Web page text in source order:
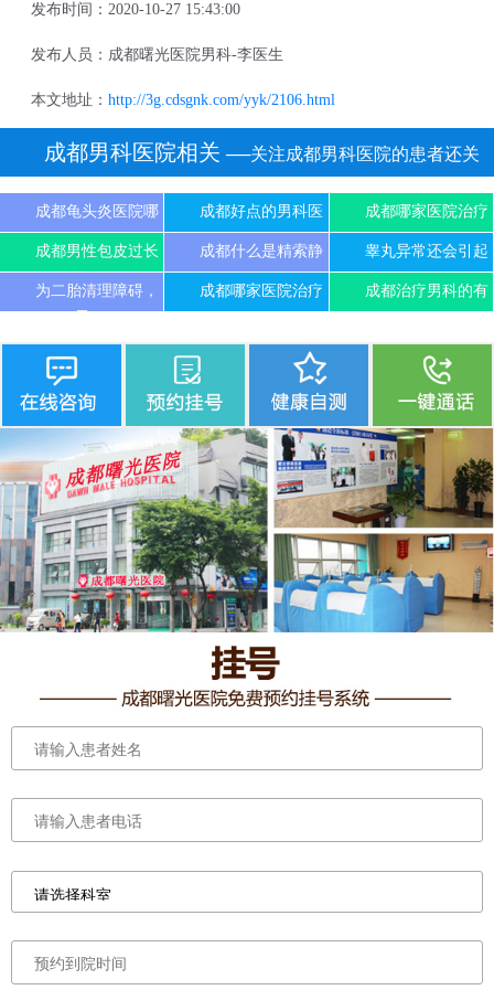
发布时间：2020-10-27 15:43:00
发布人员：成都曙光医院男科-李医生
本文地址： http://3g.cdsgnk.com/yyk/2106.html
成都男科医院相关 ──关注成都男科医院的患者还关
注
成都龟头炎医院哪 成都好点的男科医 成都哪家医院治疗
成都男性包皮过长 成都什么是精索静 睾丸异常还会引起
为二胎清理障碍，
成都哪家医院治疗 成都治疗男科的有